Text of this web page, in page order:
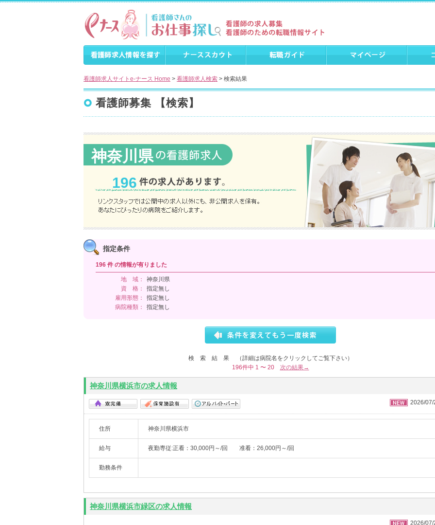
看護師求人サイトe-ナース Home > 看護師求人検索 > 検索結果
看護師募集 【検索】
神奈川県
196
指定条件
196 件 の情報が有りました
地 域：
神奈川県
資 格：
指定無し
雇用形態：
指定無し
病院種類：
指定無し
検 索 結 果
（詳細は病院名をクリックしてご覧下さい）
196件中 1 〜 20
次の結果→
神奈川県横浜市の求人情報
2026/07/
住所 神奈川県横浜市
給与 夜勤専従:正看：30,000円～/回 准看：26,000円～/回
勤務条件
神奈川県横浜市緑区の求人情報
2026/07/